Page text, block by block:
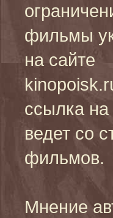
фильмы
на сайте
ссылка на
ведет со
фильмов.
Мнение